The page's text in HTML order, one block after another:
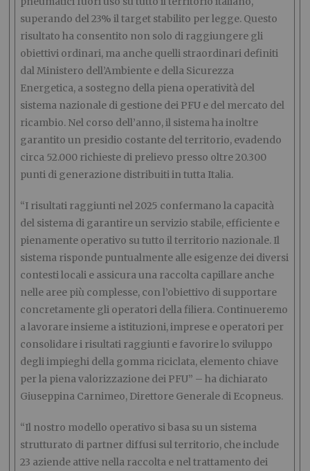
superando del 23% il target stabilito per legge. Questo
risultato ha consentito non solo di raggiungere gli
obiettivi ordinari, ma anche quelli straordinari definiti
dal Ministero dell’Ambiente e della Sicurezza
Energetica, a sostegno della piena operatività del
sistema nazionale di gestione dei PFU e del mercato del
ricambio. Nel corso dell’anno, il sistema ha inoltre
garantito un presidio costante del territorio, evadendo
circa 52.000 richieste di prelievo presso oltre 20.300
punti di generazione distribuiti in tutta Italia.
“I risultati raggiunti nel 2025 confermano la capacità
del sistema di garantire un servizio stabile, efficiente e
pienamente operativo su tutto il territorio nazionale. Il
sistema risponde puntualmente alle esigenze dei diversi
contesti locali e assicura una raccolta capillare anche
nelle aree più complesse, con l’obiettivo di supportare
concretamente gli operatori della filiera. Continueremo
a lavorare insieme a istituzioni, imprese e operatori per
consolidare i risultati raggiunti e favorire lo sviluppo
degli impieghi della gomma riciclata, elemento chiave
per la piena valorizzazione dei PFU” – ha dichiarato
Giuseppina Carnimeo, Direttore Generale di Ecopneus.
“Il nostro modello operativo si basa su un sistema
strutturato di partner diffusi sul territorio, che include
23 aziende attive nella raccolta e nel trattamento dei